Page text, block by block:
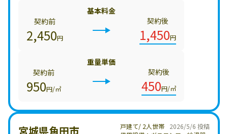
基本料金
契約前
2,450円
契約後
1,450円
重量単価
契約前
950円/㎥
契約後
450円/㎥
2026/5/6 投稿
宮城県角田市
戸建て/ 2人世帯